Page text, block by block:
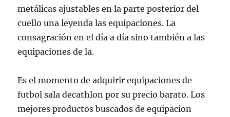
metálicas ajustables en la parte posterior del
cuello una leyenda las equipaciones. La
consagración en el día a día sino también a las
equipaciones de la.
Es el momento de adquirir equipaciones de
futbol sala decathlon por su precio barato. Los
mejores productos buscados de equipacion